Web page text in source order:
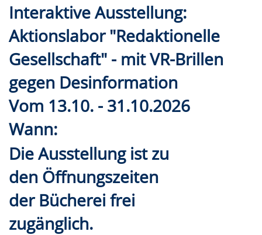
Interaktive Ausstellung:
Aktionslabor "Redaktionelle
Gesellschaft" - mit VR-Brillen
gegen Desinformation
Vom 13.10. - 31.10.2026
Wann:
Die Ausstellung ist zu
den Öffnungszeiten
der Bücherei frei
zugänglich.